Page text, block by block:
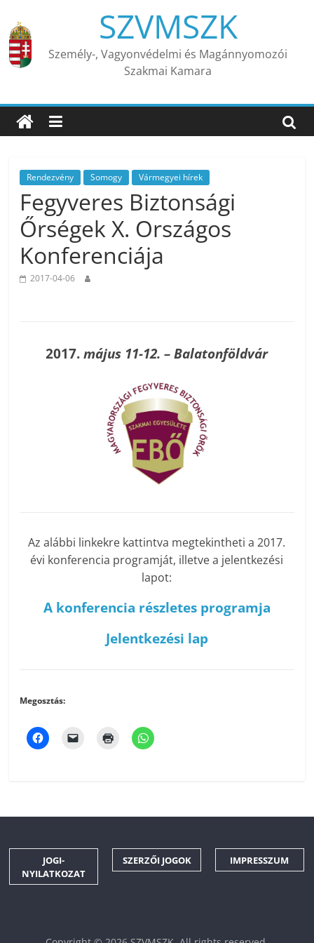
content
SZVMSZK
Személy-, Vagyonvédelmi és Magánnyomozói
Szakmai Kamara
Rendezvény Somogy Vármegyei hírek
Fegyveres Biztonsági
Őrségek X. Országos
Konferenciája
2017-04-06
2017.május 11-12. – Balatonföldvár
Az alábbi linkekre kattintva megtekintheti a 2017.
évi konferencia programját, illetve a jelentkezési
lapot:
A konferencia részletes programja
Jelentkezési lap
Megosztás:
JOGI-
NYILATKOZAT
SZERZŐI JOGOK IMPRESSZUM